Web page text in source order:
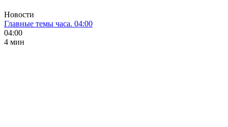
Новости
Главные темы часа. 04:00
04:00
4 мин